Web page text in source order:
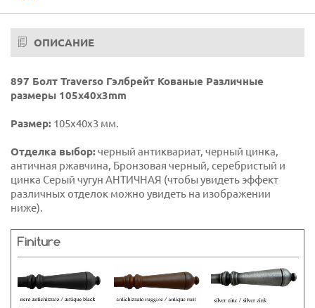
ОПИСАНИЕ
897 Болт Traverso Гэлбрейт Кованые Различные
размеры 105x40x3mm
Размер: 105x40x3 мм.
Отделка выбор:черный антиквариат, черный цинка,
античная ржавчина, Бронзовая черный, серебристый и
цинка Серый чугун АНТИЧНАЯ (чтобы увидеть эффект
различных отделок можно увидеть на изображении
ниже).